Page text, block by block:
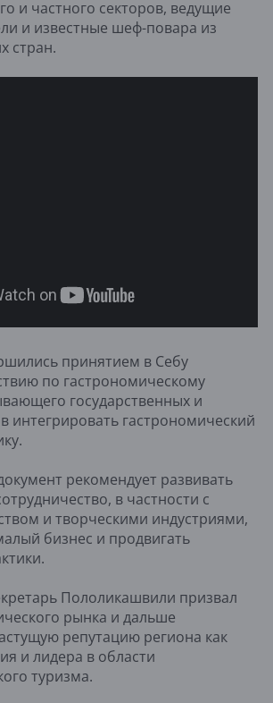
и частного секторов, ведущие
и известные шеф-повара из
стран.
принятием в Себу
по гастрономическому
государственных и
интегрировать гастрономический
рекомендует развивать
в частности с
и творческими индустриями,
бизнес и продвигать
Пололикашвили призвал
рынка и дальше
репутацию региона как
и лидера в области
туризма.